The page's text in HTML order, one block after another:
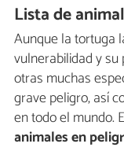
Lista de
Aunque la tortuga
vulnerabilidad y su
otras muchas
grave peligro, así
en todo el mundo.
animales en